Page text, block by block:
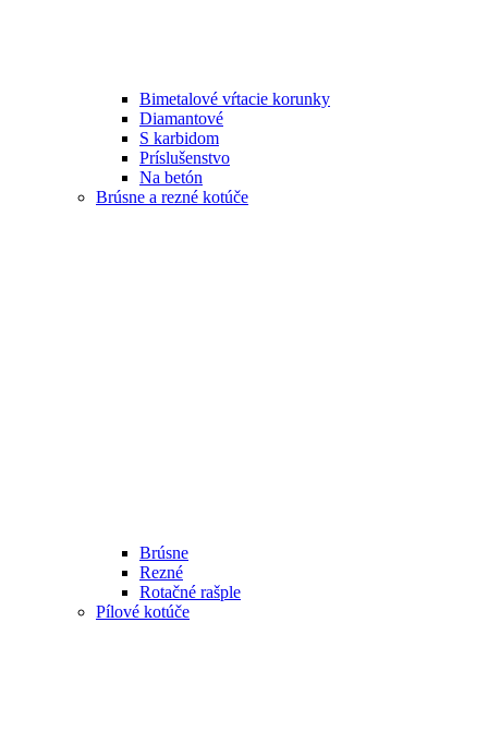
Bimetalové vŕtacie korunky
Diamantové
S karbidom
Príslušenstvo
Na betón
Brúsne a rezné kotúče
Brúsne
Rezné
Rotačné rašple
Pílové kotúče